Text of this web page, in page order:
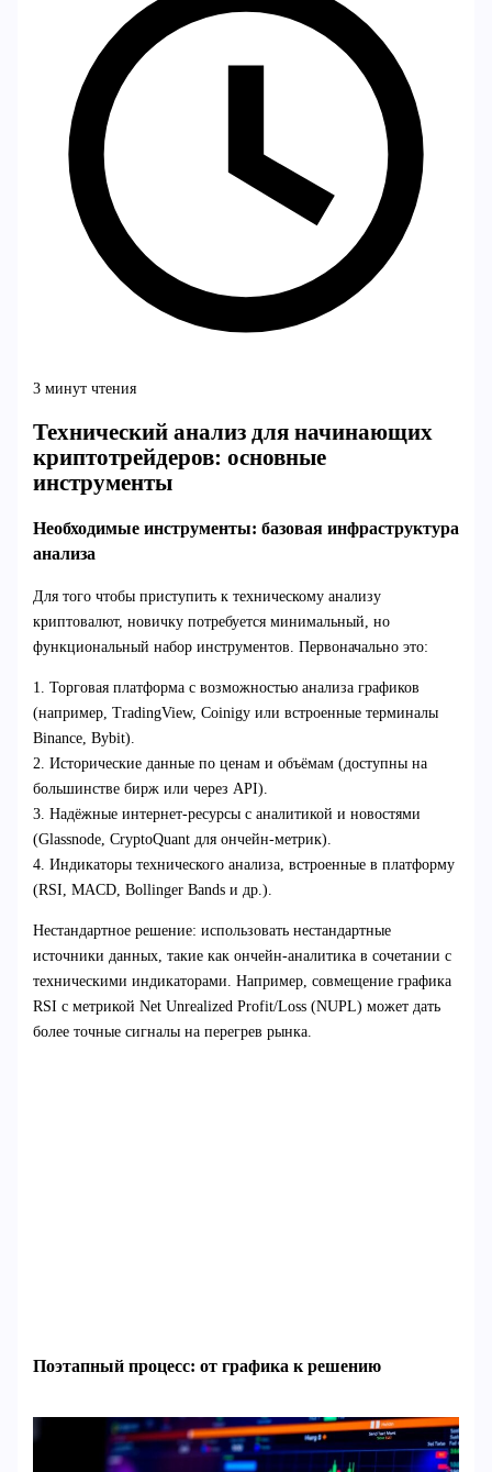
3 минут чтения
Технический анализ для начинающих
криптотрейдеров: основные
инструменты
Необходимые инструменты: базовая инфраструктура
анализа
Для того чтобы приступить к техническому анализу
криптовалют, новичку потребуется минимальный, но
функциональный набор инструментов. Первоначально это:
1. Торговая платформа с возможностью анализа графиков
(например, TradingView, Coinigy или встроенные терминалы
Binance, Bybit).
2. Исторические данные по ценам и объёмам (доступны на
большинстве бирж или через API).
3. Надёжные интернет-ресурсы с аналитикой и новостями
(Glassnode, CryptoQuant для ончейн-метрик).
4. Индикаторы технического анализа, встроенные в платформу
(RSI, MACD, Bollinger Bands и др.).
Нестандартное решение: использовать нестандартные
источники данных, такие как ончейн-аналитика в сочетании с
техническими индикаторами. Например, совмещение графика
RSI с метрикой Net Unrealized Profit/Loss (NUPL) может дать
более точные сигналы на перегрев рынка.
Поэтапный процесс: от графика к решению